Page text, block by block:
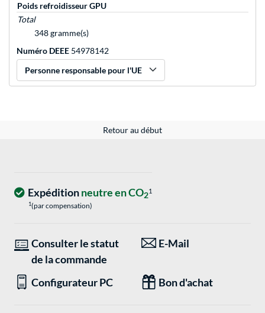
Poids refroidisseur GPU
Total
348 gramme(s)
Numéro DEEE 54978142
Personne responsable pour l'UE
Retour au début
Expéditionneutre en CO21
1(par compensation)
Consulter le statut
de la commande
E-Mail
Configurateur PC Bon d'achat